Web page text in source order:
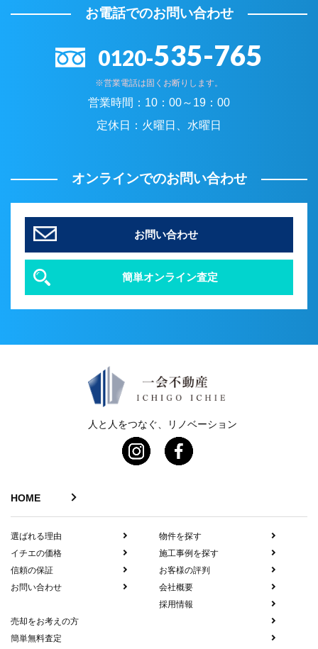
お電話でのお問い合わせ
0120-535-765
※営業電話は固くお断りします。
営業時間： 10：00～19：00
定休日： 火曜日、水曜日
オンラインでのお問い合わせ
お問い合わせ
簡単オンライン査定
人と人をつなぐ、リノベーション
HOME
選ばれる理由
イチエの価格
信頼の保証
お問い合わせ
物件を探す
施工事例を探す
お客様の評判
会社概要
採用情報
売却をお考えの方
簡単無料査定